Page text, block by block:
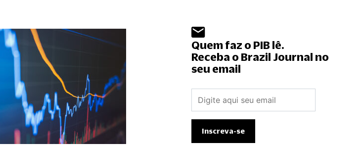
Quem faz o PIB lê.
Receba o Brazil Journal no
seu email